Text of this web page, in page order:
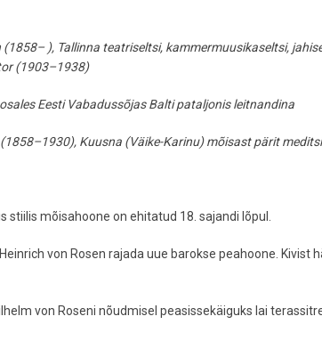
(1858– ), Tallinna teatriseltsi, kammermuusikaseltsi,
(1903–1938)
Eesti Vabadussõjas Balti pataljonis leitnandina
Kuusna (Väike-Karinu) mõisast pärit
stiilis mõisahoone on ehitatud 18. sajandi lõpul.
von Rosen rajada uue barokse peahoone.
von Roseni nõudmisel peasissekäiguks lai